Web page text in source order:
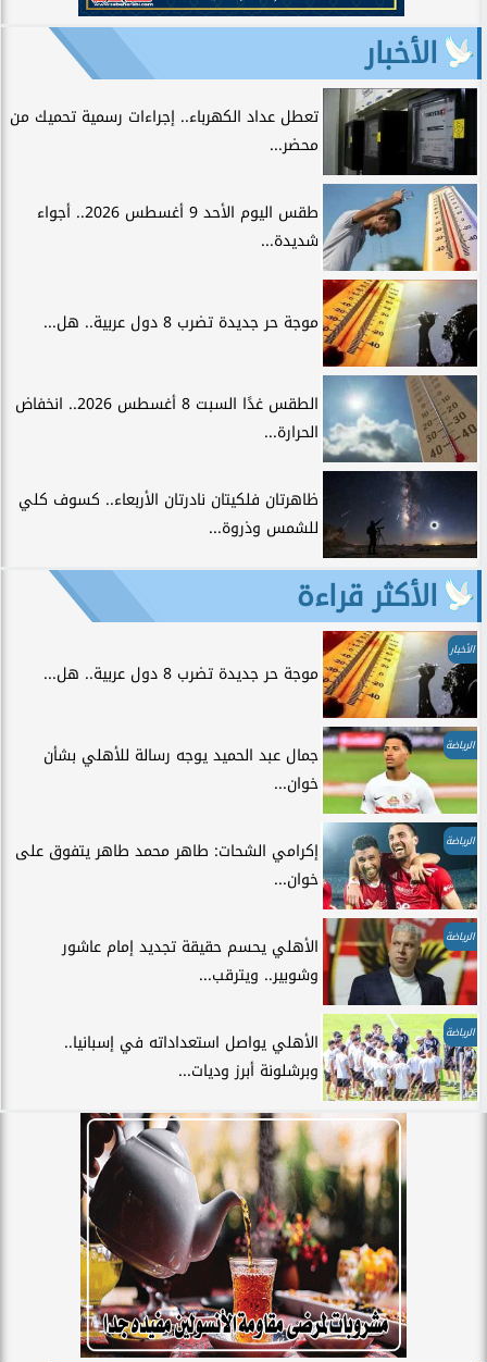
الأخبار
تعطل عداد الكهرباء.. إجراءات رسمية تحميك من
محضر...
طقس اليوم الأحد 9 أغسطس 2026.. أجواء
شديدة...
موجة حر جديدة تضرب 8 دول عربية.. هل...
الطقس غدًا السبت 8 أغسطس 2026.. انخفاض
الحرارة...
ظاهرتان فلكيتان نادرتان الأربعاء.. كسوف كلي
للشمس وذروة...
الأكثر قراءة
الأخبار
موجة حر جديدة تضرب 8 دول عربية.. هل...
الرياضة
جمال عبد الحميد يوجه رسالة للأهلي بشأن
خوان...
الرياضة
إكرامي الشحات: طاهر محمد طاهر يتفوق على
خوان...
الرياضة
الأهلي يحسم حقيقة تجديد إمام عاشور
وشوبير.. ويترقب...
الرياضة
الأهلي يواصل استعداداته في إسبانيا..
وبرشلونة أبرز وديات...